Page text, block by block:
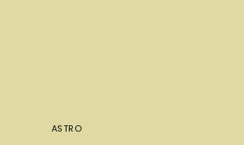
ASTRO